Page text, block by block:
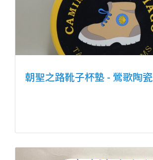
朝聖之路靴子杯墊 - 鶯歌陶瓷